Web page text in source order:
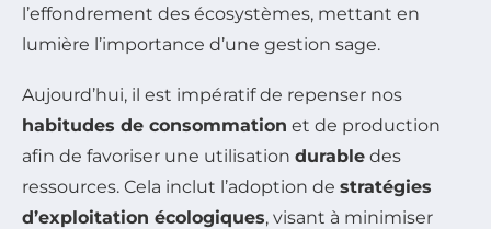
l’effondrement des écosystèmes, mettant en
lumière l’importance d’une gestion sage.
Aujourd’hui, il est impératif de repenser nos
habitudes de consommation et de production
afin de favoriser une utilisation durable des
ressources. Cela inclut l’adoption de stratégies
d’exploitation écologiques, visant à minimiser